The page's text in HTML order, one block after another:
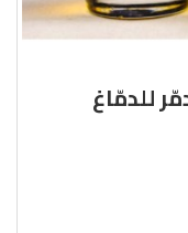
للدمّاغ